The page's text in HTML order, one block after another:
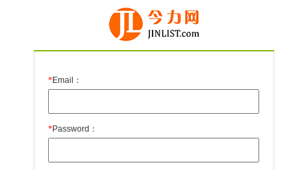
*Email：
*Password：